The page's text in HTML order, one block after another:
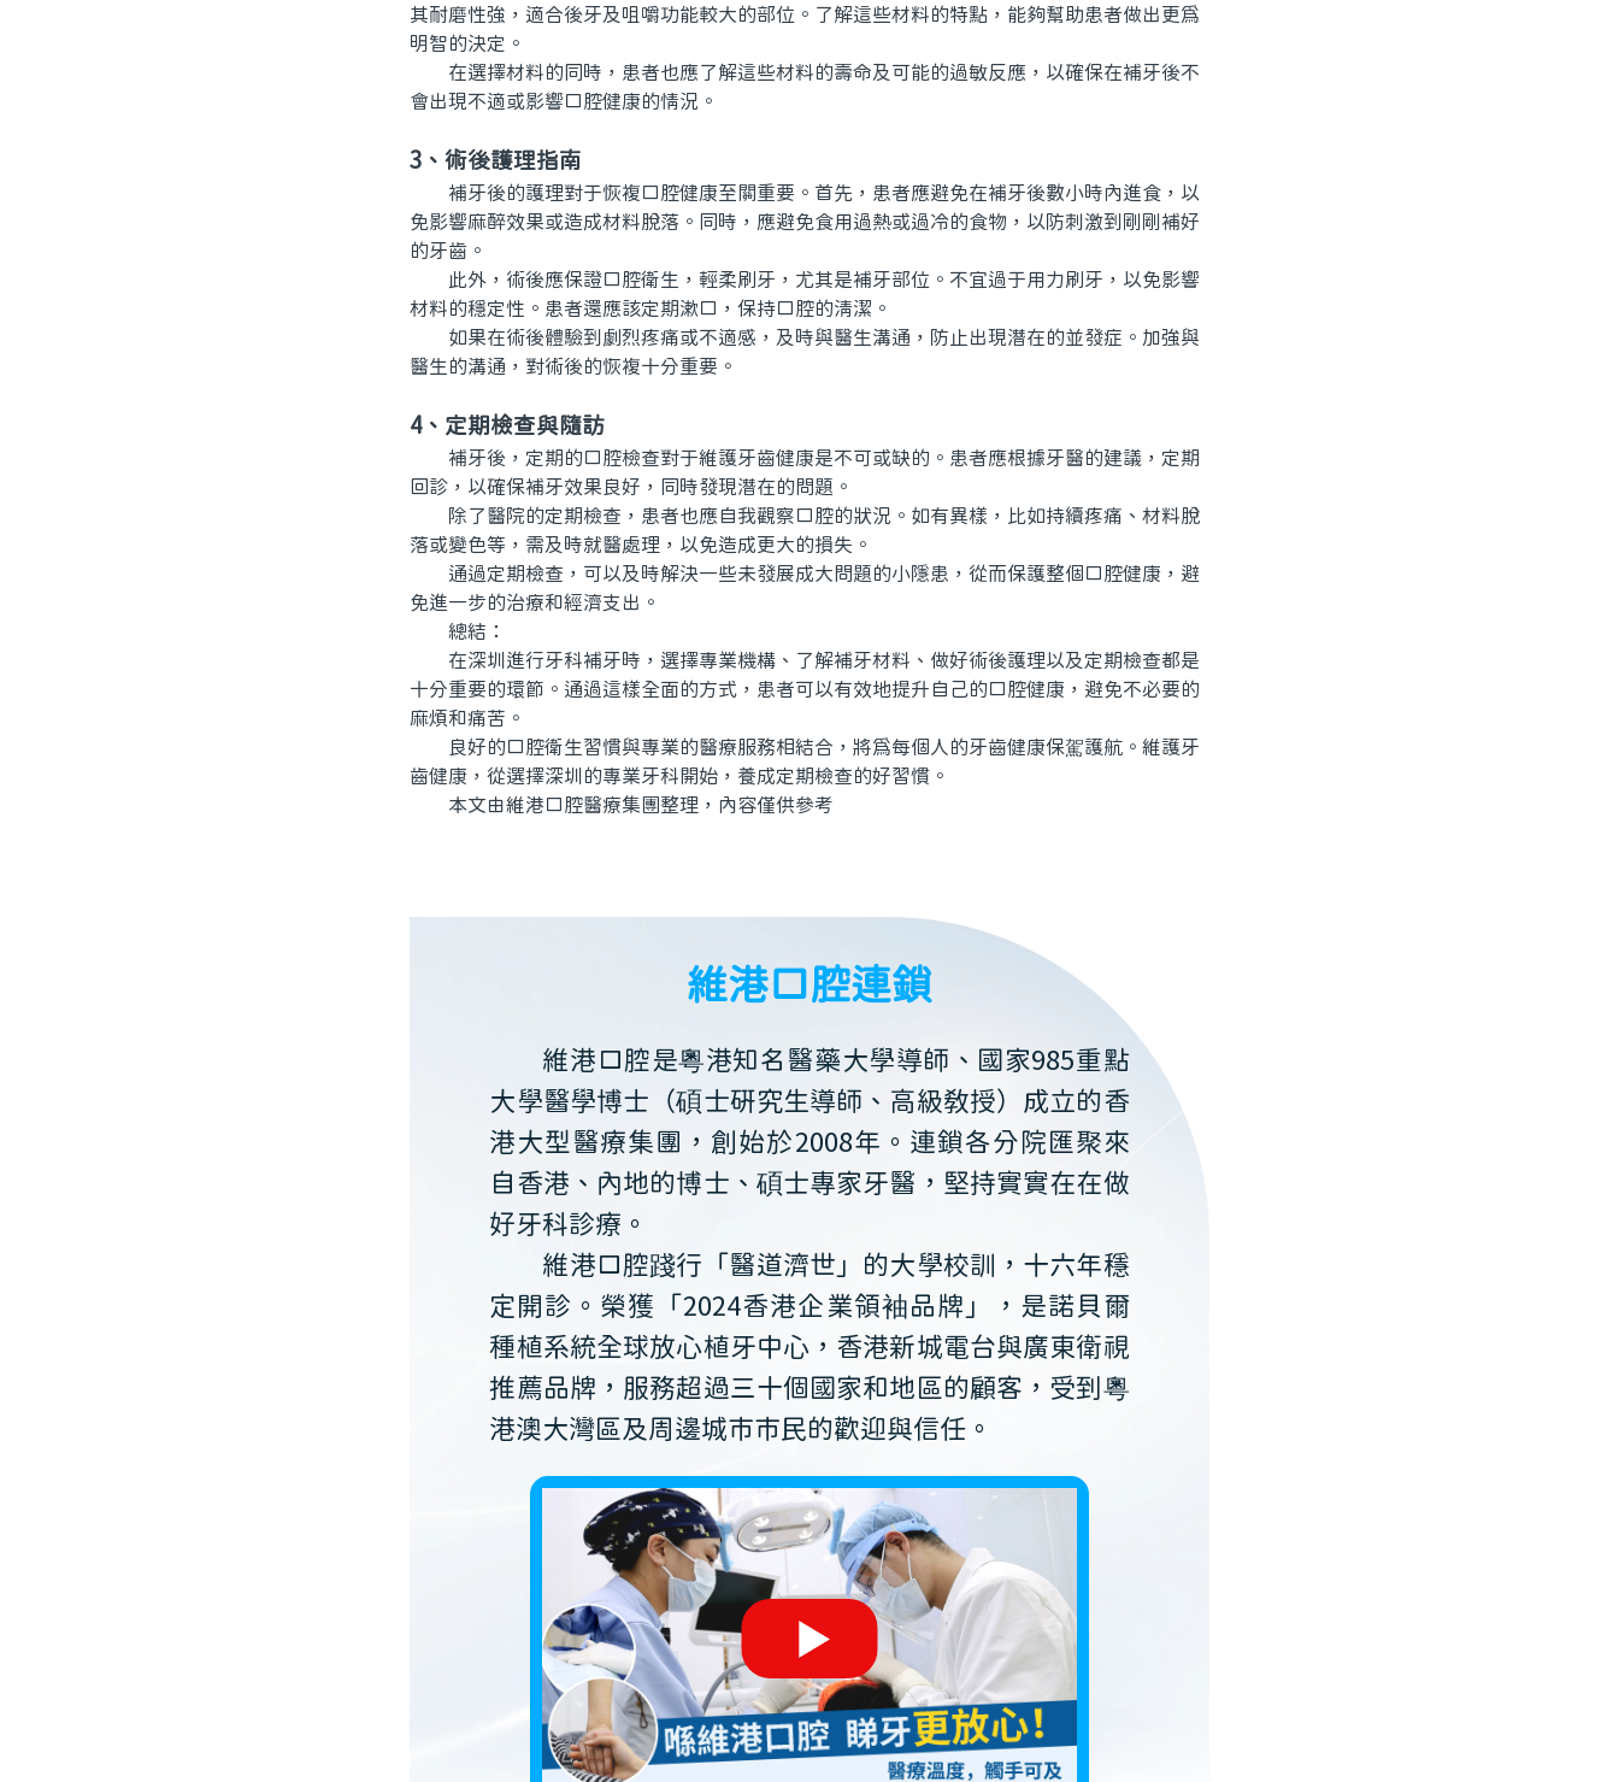
其耐磨性強，適合後牙及咀嚼功能較大的部位。了解這些材料的特點，能夠幫助患者做出更爲
明智的決定。
在選擇材料的同時，患者也應了解這些材料的壽命及可能的過敏反應，以確保在補牙後不
會出現不適或影響口腔健康的情況。
3、術後護理指南
補牙後的護理對于恢複口腔健康至關重要。首先，患者應避免在補牙後數小時內進食，以
免影響麻醉效果或造成材料脫落。同時，應避免食用過熱或過冷的食物，以防刺激到剛剛補好
的牙齒。
此外，術後應保證口腔衛生，輕柔刷牙，尤其是補牙部位。不宜過于用力刷牙，以免影響
材料的穩定性。患者還應該定期漱口，保持口腔的清潔。
如果在術後體驗到劇烈疼痛或不適感，及時與醫生溝通，防止出現潛在的並發症。加強與
醫生的溝通，對術後的恢複十分重要。
4、定期檢查與隨訪
補牙後，定期的口腔檢查對于維護牙齒健康是不可或缺的。患者應根據牙醫的建議，定期
回診，以確保補牙效果良好，同時發現潛在的問題。
除了醫院的定期檢查，患者也應自我觀察口腔的狀況。如有異樣，比如持續疼痛、材料脫
落或變色等，需及時就醫處理，以免造成更大的損失。
通過定期檢查，可以及時解決一些未發展成大問題的小隱患，從而保護整個口腔健康，避
免進一步的治療和經濟支出。
總結：
在深圳進行牙科補牙時，選擇專業機構、了解補牙材料、做好術後護理以及定期檢查都是
十分重要的環節。通過這樣全面的方式，患者可以有效地提升自己的口腔健康，避免不必要的
麻煩和痛苦。
良好的口腔衛生習慣與專業的醫療服務相結合，將爲每個人的牙齒健康保駕護航。維護牙
齒健康，從選擇深圳的專業牙科開始，養成定期檢查的好習慣。
本文由維港口腔醫療集團整理，內容僅供參考
維港口腔連鎖
維港口腔是粵港知名醫藥大學導師、國家985重點
大學醫學博士（碩士研究生導師、高級教授）成立的香
港大型醫療集團，創始於2008年。連鎖各分院匯聚來
自香港、內地的博士、碩士專家牙醫，堅持實實在在做
好牙科診療。
維港口腔踐行「醫道濟世」的大學校訓，十六年穩
定開診。榮獲「2024香港企業領袖品牌」，是諾貝爾
種植系統全球放心植牙中心，香港新城電台與廣東衛視
推薦品牌，服務超過三十個國家和地區的顧客，受到粵
港澳大灣區及周邊城市市民的歡迎與信任。